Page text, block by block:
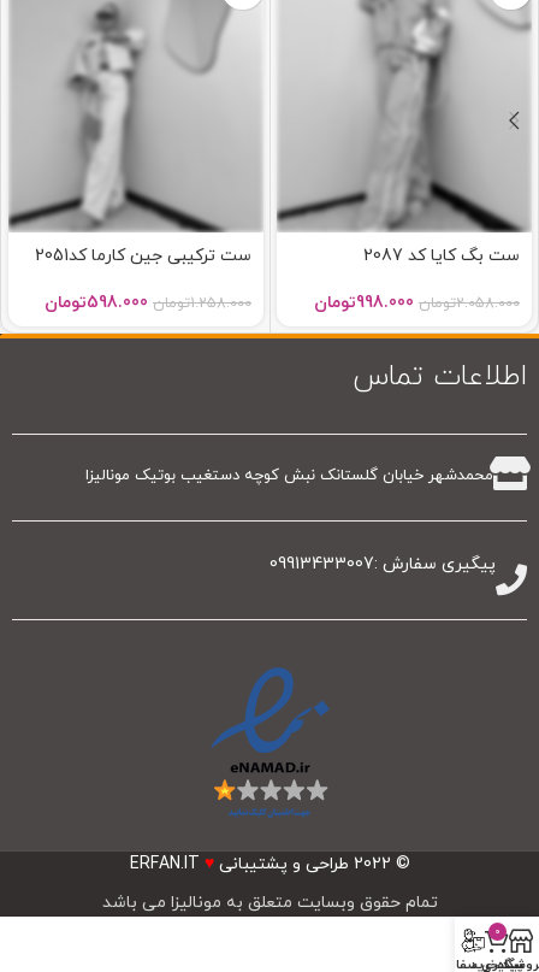
ست بگ کایا کد 2087
2.058.000تومان 998.000تومان
ست ترکیبی جین کارما کد2051
1.258.000تومان 598.000تومان
اطلاعات تماس
محمدشهر خیابان گلستانک نبش کوچه دستغیب بوتیک مونالیزا
پیگیری سفارش :09913433007
© 2022 طراحی و پشتیبانی ♥
ERFAN.IT
تمام حقوق وبسایت متعلق به مونالیزا می باشد
0
سبد خرید
پیگیری سفارشات